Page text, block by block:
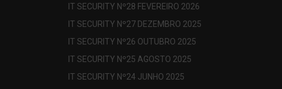
IT SECURITY Nº28 FEVEREIRO 2026
IT SECURITY Nº27 DEZEMBRO 2025
IT SECURITY Nº26 OUTUBRO 2025
IT SECURITY Nº25 AGOSTO 2025
IT SECURITY Nº24 JUNHO 2025